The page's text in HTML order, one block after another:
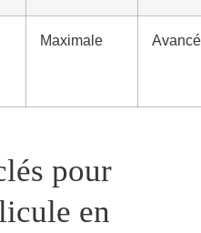
Maximale Avancé
pour
en